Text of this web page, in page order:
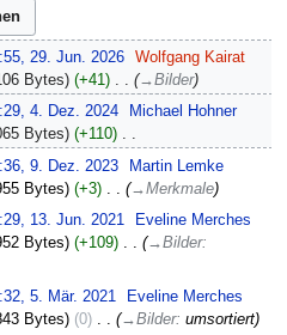
29. Jun. 2026
Wolfgang Kairat
Bytes +41 ‎ →Bilder
4. Dez. 2024
Michael Hohner
Bytes +110 ‎
9. Dez. 2023
Martin Lemke
Bytes +3 ‎ →Merkmale
13. Jun. 2021
Eveline Merches
Bytes +109 ‎ →Bilder:
5. Mär. 2021
Eveline Merches
Bytes 0 ‎ →Bilder: umsortiert